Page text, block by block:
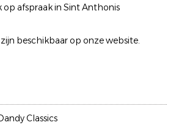
afspraak in Sint Anthonis
beschikbaar op onze website.
Classics